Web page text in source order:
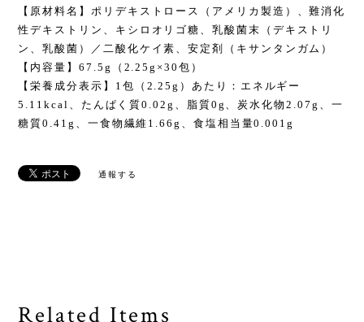
【原材料名】ポリデキストロース（アメリカ製造）、難消化
性デキストリン、キシロオリゴ糖、乳酸菌末（デキストリ
ン、乳酸菌）／二酸化ケイ素、安定剤（キサンタンガム）
【内容量】67.5g（2.25g×30包）
【栄養成分表示】1包（2.25g）あたり：エネルギー
5.11kcal、たんぱく質0.02g、脂質0g、炭水化物2.07g、一
糖質0.41g、一食物繊維1.66g、食塩相当量0.001g
通報する
Related Items